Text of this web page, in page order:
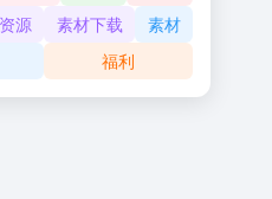
源 素材下载
素材
福利